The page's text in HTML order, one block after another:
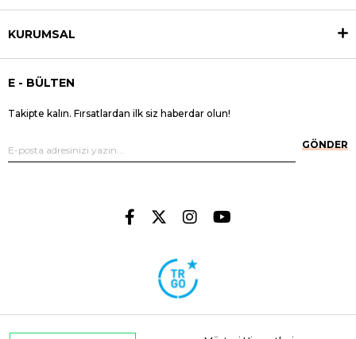
KURUMSAL
E - BÜLTEN
Takipte kalın. Fırsatlardan ilk siz haberdar olun!
GÖNDER